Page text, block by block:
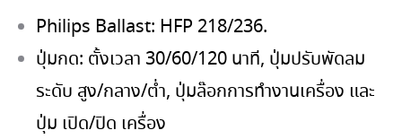
Philips Ballast: HFP 218/236.
ปุ่มกด: ตั้งเวลา 30/60/120 นาที, ปุ่มปรับพัดลม
ระดับ สูง/กลาง/ต่ำ, ปุ่มล๊อกการทำงานเครื่อง และ
ปุ่ม เปิด/ปิด เครื่อง